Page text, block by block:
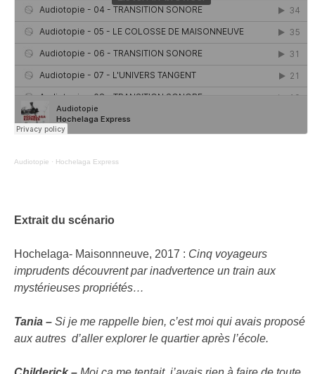
Audiotopie · Hochelaga Express
Extrait du scénario
Hochelaga- Maisonnneuve, 2017 : Cinq voyageurs
imprudents découvrent par inadvertence un train aux
mystérieuses propriétés…
Tania – Si je me rappelle bien, c’est moi qui avais proposé
aux autres d’aller explorer le quartier après l’école.